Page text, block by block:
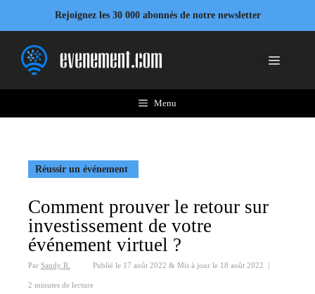
contenu
Rejoignez les 30 000 abonnés de notre newsletter
Menu
Menu
Réussir un événement
Comment prouver le retour sur
investissement de votre
événement virtuel ?
Par Sandy R. Publié le 17 août 2022 & Mis à jour le 18 août 2022 |
2 minutes de lecture